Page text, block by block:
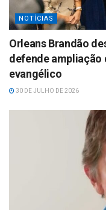
NOTÍCIAS
Orleans Brandão
defende ampliação
evangélico
30 DE JULHO DE 2026